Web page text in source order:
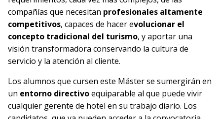
compañías que necesitan profesionales altamente
competitivos, capaces de hacer evolucionar el
concepto tradicional del turismo, y aportar una
visión transformadora conservando la cultura de
servicio y la atención al cliente.
Los alumnos que cursen este Máster se sumergirán en
un entorno directivoequiparable al que puede vivir
cualquier gerente de hotel en su trabajo diario. Los